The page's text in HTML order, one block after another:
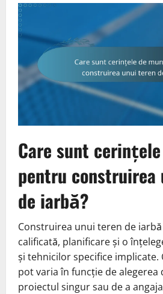
Care sunt
pentru construirea
de iarbă?
Construirea unui teren de
calificată, planificare și o
și tehnicilor specifice implicate.
pot varia în funcție de alegerea
proiectul singur sau de a